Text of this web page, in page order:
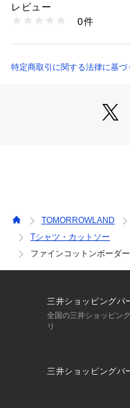
パンツにインしなくても
下にもすっきりと合わせ
雰囲気の異なるボーダー
洗濯：洗濯機、漂白不可、タ
可、ドライ可、ウエットクリ
商品番号：1095000009104
レビュー
0件
特定商取引に関する法律に基づ
TOMORROWLAND
Tシャツ・カットソー
ファインコットンボーダ
三井ショッピングパ
全国の三井ショッピン
リ
三井ショッピングパ